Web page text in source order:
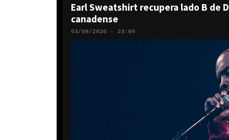
Earl Sweatshirt recupera lado B de
canadense
03/08/2026 · 23:00